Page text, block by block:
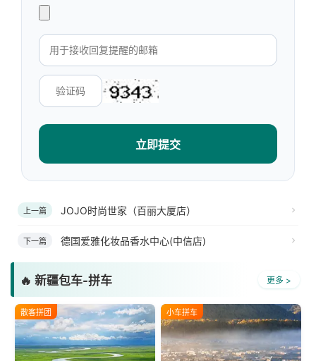
立即提交
上一篇 JOJO时尚世家（百丽大厦店）
下一篇 德国爱雅化妆品香水中心(中信店)
🔥 新疆包车-拼车 更多 >
散客拼团 小车拼车